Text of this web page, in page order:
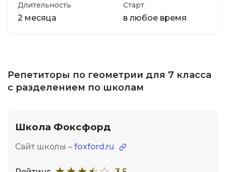
Длительность
2 месяца
Старт
в любое время
Репетиторы по геометрии для 7 класса
с разделением по школам
Школа Фоксфорд
Сайт школы – foxford.ru